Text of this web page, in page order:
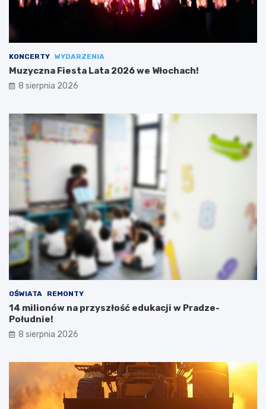
KONCERTY WYDARZENIA
Muzyczna Fiesta Lata 2026 we Włochach!
8 sierpnia 2026
OŚWIATA REMONTY
14 milionów na przyszłość edukacji w Pradze-
Południe!
8 sierpnia 2026